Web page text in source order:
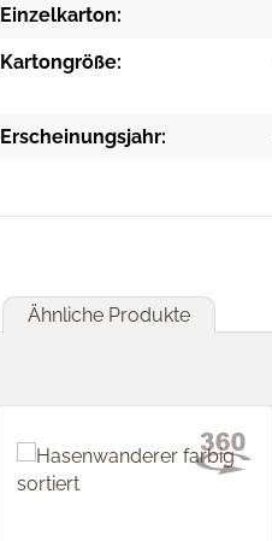
Einzelkarton:
Kartongröße:
Erscheinungsjahr:
Ähnliche Produkte